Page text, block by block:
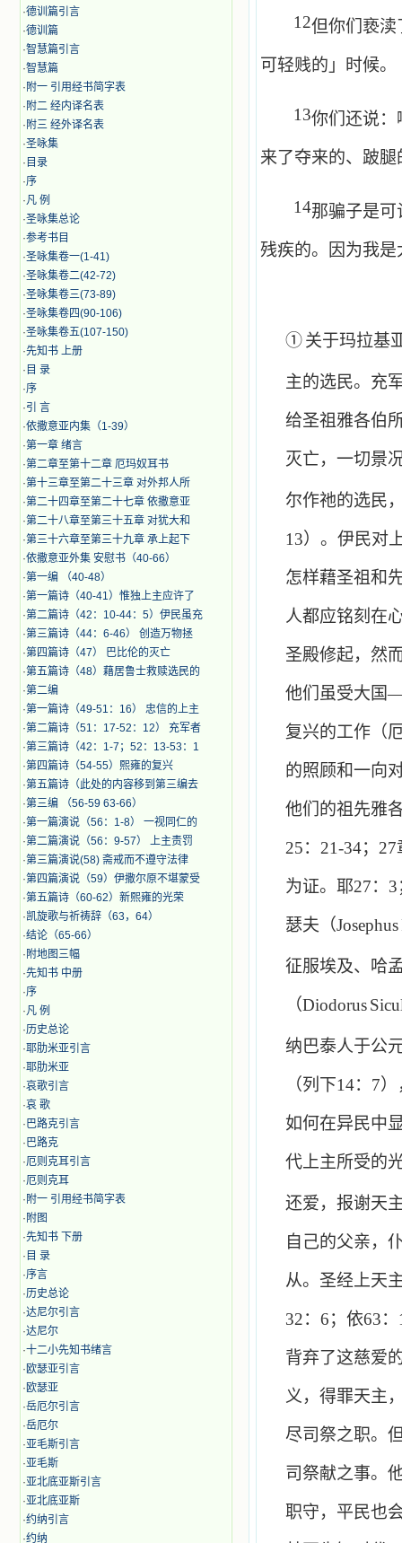
·德训篇引言
·德训篇
·智慧篇引言
·智慧篇
· 附一 引用经书简字表
· 附二 经内译名表
· 附三 经外译名表
·圣咏集
· 目录
·序
·凡 例
·圣咏集总论
·参考书目
·圣咏集卷一(1-41)
·圣咏集卷二(42-72)
·圣咏集卷三(73-89)
·圣咏集卷四(90-106)
·圣咏集卷五(107-150)
·先知书 上册
· 目 录
·序
·引 言
·​依撒意亚内集（1-39）
·第一章 绪言
·第二章至第十二章 厄玛奴耳书
·第十三章至第二十三章 对外邦人所
·第二十四章至第二十七章 依撒意亚
·第二十八章至第三十五章 对犹大和
·第三十六章至第三十九章 承上起下
·依撒意亚外集 安慰书（40-66）
·第一编 （40-48）
·第一篇诗（40-41）惟独上主应许了
·第二篇诗（42：10-44：5）伊民虽充
·第三篇诗（44：6-46） 创造万物拯
·第四篇诗（47） 巴比伦的灭亡
·第五篇诗（48）藉居鲁士救赎选民的
·第二编
·第一篇诗（49-51：16） 忠信的上主
·第二篇诗（51：17-52：12） 充军者
·第三篇诗（42：1-7；52：13-53：1
·第四篇诗（54-55）熙雍的复兴
·第五篇诗（此处的内容移到第三编去
·第三编 （56-59 63-66）
·第一篇演说（56：1-8） 一视同仁的
·第二篇演说（56：9-57） 上主责罚
·第三篇演说(58) 斋戒而不遵守法律
·第四篇演说（59）伊撒尔原不堪蒙受
·第五篇诗（60-62）新熙雍的光荣
·凯旋歌与祈祷辞（63，64）
·结论（65-66）
· 附地图三幅
·先知书 中册
·序
·凡 例
·历史总论
·耶肋米亚引言
·耶肋米亚
·哀歌引言
·哀 歌
·巴路克引言
·巴路克
·厄则克耳引言
·厄则克耳
· 附一 引用经书简字表
· 附图
·先知书 下册
· 目 录
·序言
·历史总论
·达尼尔引言
·达尼尔
·十二小先知书绪言
·欧瑟亚引言
·欧瑟亚
·岳厄尔引言
·岳厄尔
·亚毛斯引言
·亚毛斯
·亚北底亚斯引言
·亚北底亚斯
·约纳引言
·约纳
12但你们亵渎
可轻贱的」时候。
13你们还说
来了夺来的、跛
14那骗子是
残疾的。因为我
①关于玛拉基
主的选民。充
给圣祖雅各伯
灭亡，一切景
尔作祂的选民
13）。伊民对
怎样藉圣祖和
人都应铭刻在
圣殿修起，然
他们虽受大国
复兴的工作（
的照顾和一向
他们的祖先雅
25： 21-34； 27
为证。耶27： 3
瑟夫（Josephus
征服埃及、哈
（Diodorus
纳巴泰人于公
（列下14： 7
如何在异民中
代上主所受的
还爱，报谢天
自己的父亲，
从。圣经上天
32： 6；依63：
背弃了这慈爱
义，得罪天主
尽司祭之职。
司祭献之事。
职守，平民也